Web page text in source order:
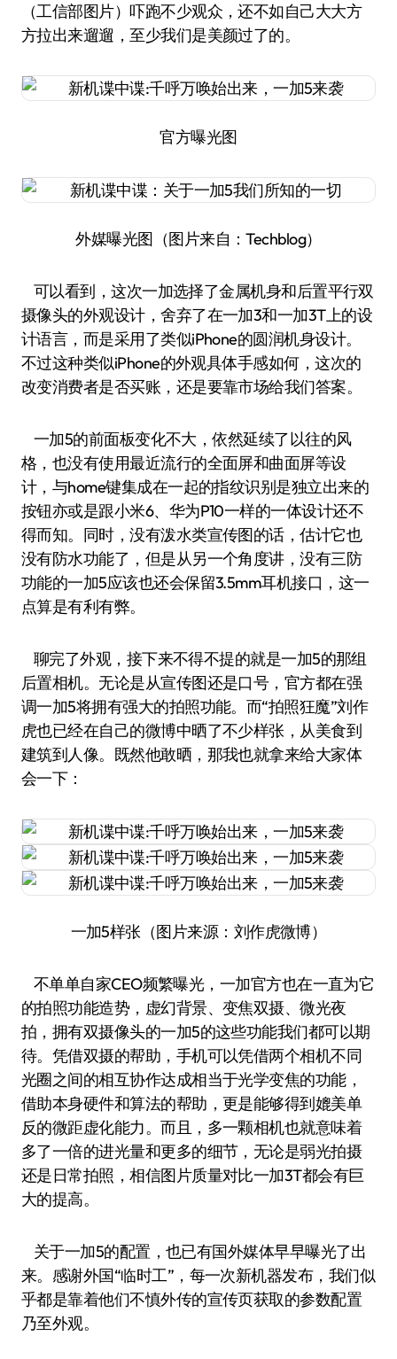
（工信部图片）吓跑不少观众，还不如自己大大方
方拉出来遛遛，至少我们是美颜过了的。
官方曝光图
外媒曝光图（图片来自：Techblog）
可以看到，这次一加选择了金属机身和后置平行双
摄像头的外观设计，舍弃了在一加3和一加3T上的设
计语言，而是采用了类似iPhone的圆润机身设计。
不过这种类似iPhone的外观具体手感如何，这次的
改变消费者是否买账，还是要靠市场给我们答案。
一加5的前面板变化不大，依然延续了以往的风
格，也没有使用最近流行的全面屏和曲面屏等设
计，与home键集成在一起的指纹识别是独立出来的
按钮亦或是跟小米6、华为P10一样的一体设计还不
得而知。同时，没有泼水类宣传图的话，估计它也
没有防水功能了，但是从另一个角度讲，没有三防
功能的一加5应该也还会保留3.5mm耳机接口，这一
点算是有利有弊。
聊完了外观，接下来不得不提的就是一加5的那组
后置相机。无论是从宣传图还是口号，官方都在强
调一加5将拥有强大的拍照功能。而“拍照狂魔”刘作
虎也已经在自己的微博中晒了不少样张，从美食到
建筑到人像。既然他敢晒，那我也就拿来给大家体
会一下：
一加5样张（图片来源：刘作虎微博）
不单单自家CEO频繁曝光，一加官方也在一直为它
的拍照功能造势，虚幻背景、变焦双摄、微光夜
拍，拥有双摄像头的一加5的这些功能我们都可以期
待。凭借双摄的帮助，手机可以凭借两个相机不同
光圈之间的相互协作达成相当于光学变焦的功能，
借助本身硬件和算法的帮助，更是能够得到媲美单
反的微距虚化能力。而且，多一颗相机也就意味着
多了一倍的进光量和更多的细节，无论是弱光拍摄
还是日常拍照，相信图片质量对比一加3T都会有巨
大的提高。
关于一加5的配置，也已有国外媒体早早曝光了出
来。感谢外国“临时工”，每一次新机器发布，我们似
乎都是靠着他们不慎外传的宣传页获取的参数配置
乃至外观。